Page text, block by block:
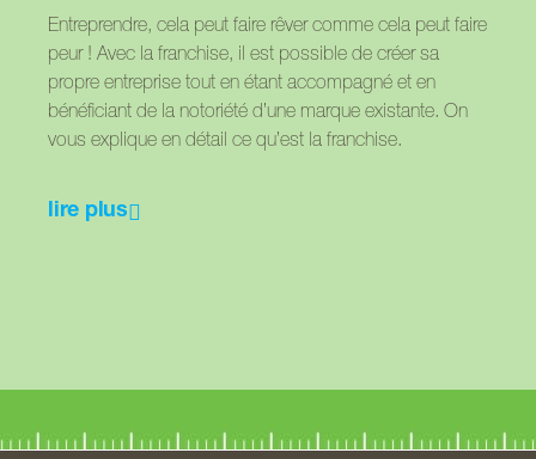
Entreprendre, cela peut faire rêver comme cela peut faire
peur ! Avec la franchise, il est possible de créer sa
propre entreprise tout en étant accompagné et en
bénéficiant de la notoriété d’une marque existante. On
vous explique en détail ce qu’est la franchise.
lire plus